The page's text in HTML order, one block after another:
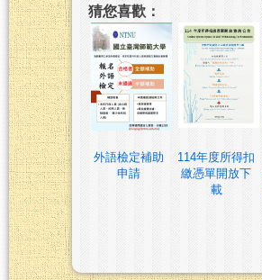
猜您喜歡：
外語檢定補助
申請
114年度所得扣
繳憑單開放下
載